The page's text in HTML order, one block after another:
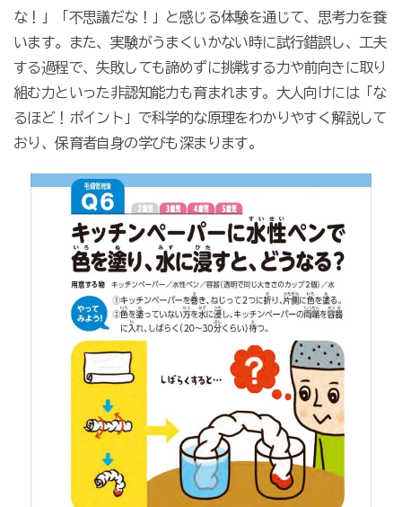
な！」「不思議だな！」と感じる体験を通じて、思考力を養
います。また、実験がうまくいかない時に試行錯誤し、工夫
する過程で、失敗しても諦めずに挑戦する力や前向きに取り
組む力といった非認知能力も育まれます。大人向けには「な
るほど！ポイント」で科学的な原理をわかりやすく解説して
おり、保育者自身の学びも深まります。